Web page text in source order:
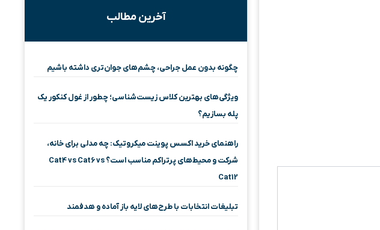
آخرین مطالب
چگونه بدون عمل جراحی، چشم‌های جوان‌تری داشته باشیم
ویژگی‌های بهترین کلاس زیست‌شناسی؛ چطور از غول کنکور یک
پله بسازیم؟
راهنمای خرید اکسس پوینت میکروتیک: چه مدلی برای خانه،
شرکت و محیط‌های پرتراکم مناسب است؟ Cat4 vs Cat6 vs
Cat12
تبلیغات انتخابات با طرح‌های لایه باز آماده و هدفمند